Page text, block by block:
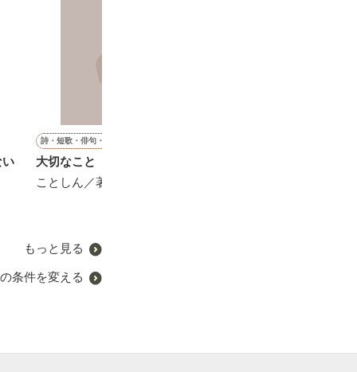
い
詩・短歌・俳句・川柳
大切なこと
ことしん／著
もっと見る
条件を変える